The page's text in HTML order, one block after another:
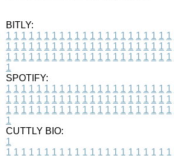
BITLY:
1 1 1 1 1 1 1 1 1 1 1 1 1 1 1 1 1 1 1 1 1 1
1 1 1 1 1 1 1 1 1 1 1 1 1 1 1 1 1 1 1 1 1 1
1 1 1 1 1 1 1 1 1 1 1 1 1 1 1 1 1 1 1 1 1 1
1
SPOTIFY:
1 1 1 1 1 1 1 1 1 1 1 1 1 1 1 1 1 1 1 1 1 1
1 1 1 1 1 1 1 1 1 1 1 1 1 1 1 1 1 1 1 1 1 1
1 1 1 1 1 1 1 1 1 1 1 1 1 1 1 1 1 1 1 1 1 1
1
CUTTLY BIO:
1
1 1 1 1 1 1 1 1 1 1 1 1 1 1 1 1 1 1 1 1 1 1